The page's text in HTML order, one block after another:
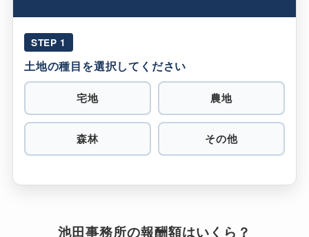
STEP 1
土地の種目を選択してください
宅地 農地
森林 その他
池田事務所の報酬額はいくら？